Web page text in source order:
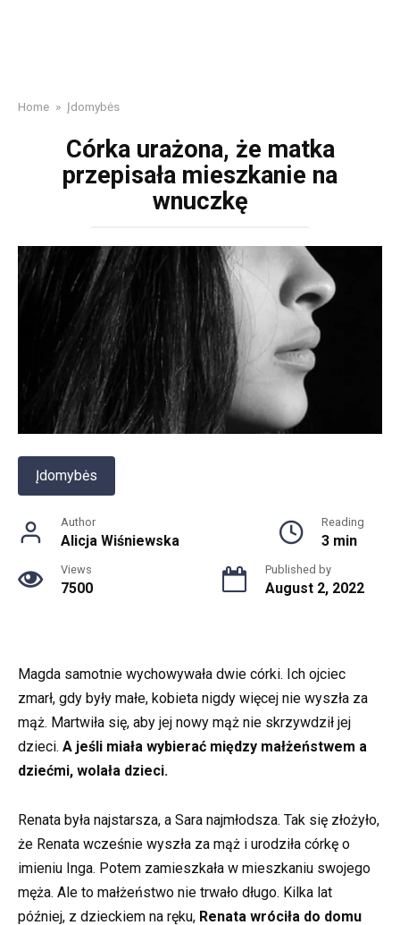
Home » Įdomybės
Córka urażona, że matka
przepisała mieszkanie na
wnuczkę
Įdomybės
Author
Alicja Wiśniewska
Reading
3 min
Views
7500
Published by
August 2, 2022
Magda samotnie wychowywała dwie córki. Ich ojciec
zmarł, gdy były małe, kobieta nigdy więcej nie wyszła za
mąż. Martwiła się, aby jej nowy mąż nie skrzywdził jej
dzieci. A jeśli miała wybierać między małżeństwem a
dziećmi, wolała dzieci.
Renata była najstarsza, a Sara najmłodsza. Tak się złożyło,
że Renata wcześnie wyszła za mąż i urodziła córkę o
imieniu Inga. Potem zamieszkała w mieszkaniu swojego
męża. Ale to małżeństwo nie trwało długo. Kilka lat
później, z dzieckiem na ręku, Renata wróciła do domu